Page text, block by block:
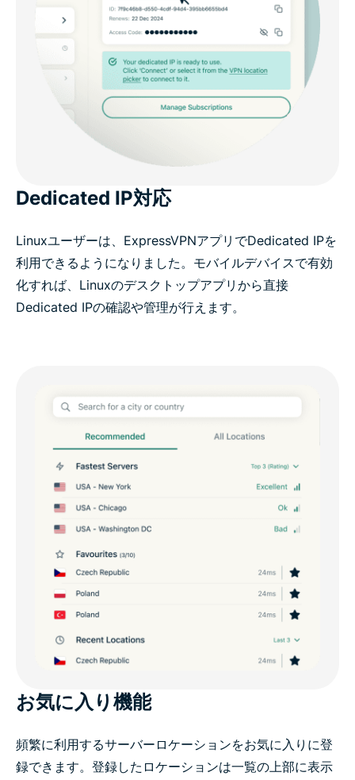
Dedicated IP対応
Linuxユーザーは、ExpressVPNアプリでDedicated IPを
利用できるようになりました。モバイルデバイスで有効
化すれば、Linuxのデスクトップアプリから直接
Dedicated IPの確認や管理が行えます。
お気に入り機能
頻繁に利用するサーバーロケーションをお気に入りに登
録できます。登録したロケーションは一覧の上部に表示